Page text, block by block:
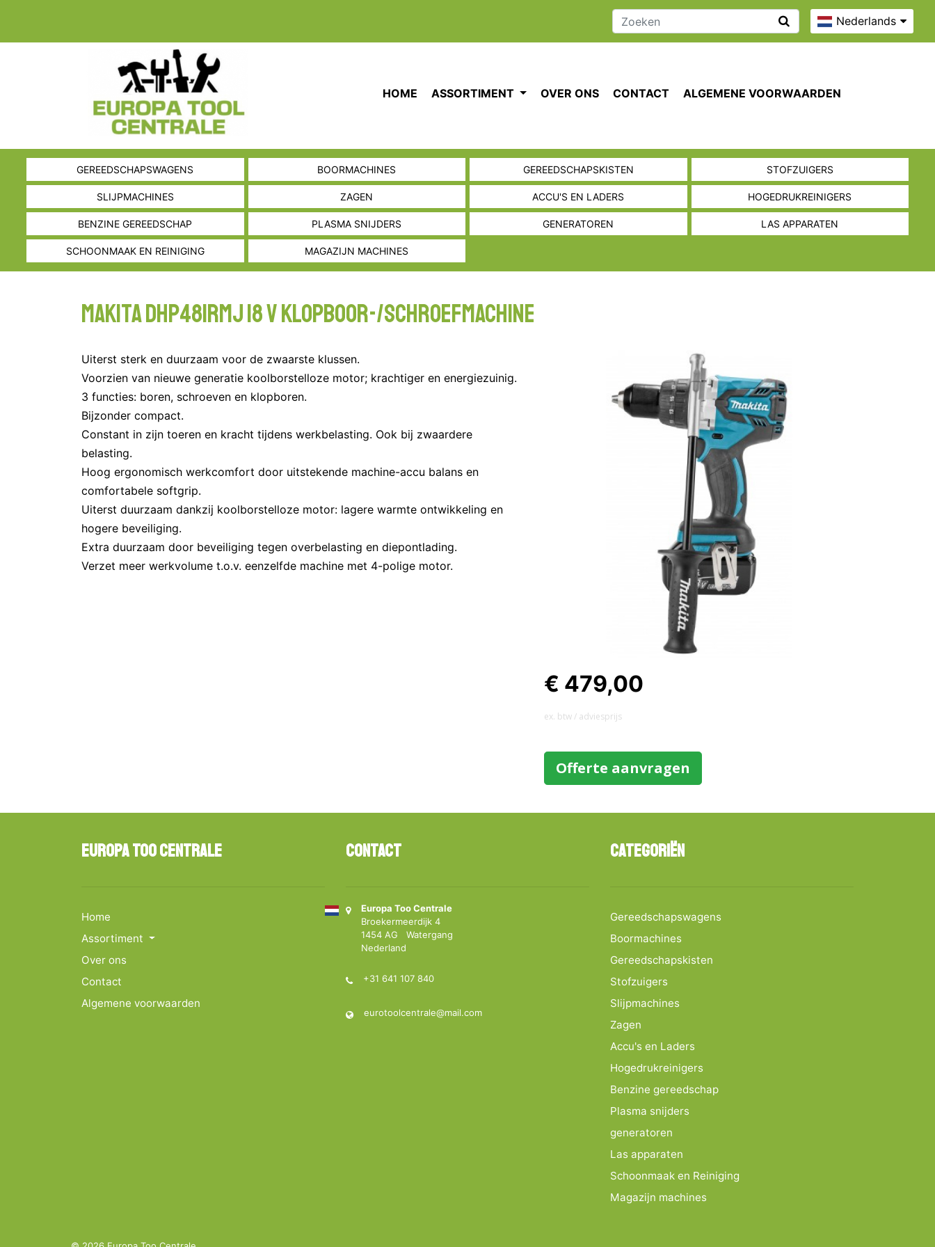
Nederlands
HOME ASSORTIMENT OVER ONS CONTACT ALGEMENE VOORWAARDEN
GEREEDSCHAPSWAGENS BOORMACHINES GEREEDSCHAPSKISTEN STOFZUIGERS
SLIJPMACHINES ZAGEN ACCU'S EN LADERS HOGEDRUKREINIGERS
BENZINE GEREEDSCHAP PLASMA SNIJDERS GENERATOREN LAS APPARATEN
SCHOONMAAK EN REINIGING MAGAZIJN MACHINES
Makita DHP481RMJ 18 V Klopboor-/schroefmachine
€ 479,00
ex. btw / adviesprijs
Offerte aanvragen
Uiterst sterk en duurzaam voor de zwaarste klussen.
Voorzien van nieuwe generatie koolborstelloze motor; krachtiger en energiezuinig.
3 functies: boren, schroeven en klopboren.
Bijzonder compact.
Constant in zijn toeren en kracht tijdens werkbelasting. Ook bij zwaardere
belasting.
Hoog ergonomisch werkcomfort door uitstekende machine-accu balans en
comfortabele softgrip.
Uiterst duurzaam dankzij koolborstelloze motor: lagere warmte ontwikkeling en
hogere beveiliging.
Extra duurzaam door beveiliging tegen overbelasting en diepontlading.
Verzet meer werkvolume t.o.v. eenzelfde machine met 4-polige motor.
Europa Too Centrale
Home
Assortiment
Over ons
Contact
Algemene voorwaarden
Contact
Europa Too Centrale
Broekermeerdijk 4
1454 AG Watergang
Nederland
+31 641 107 840
eurotoolcentrale@mail.com
Categoriën
Gereedschapswagens
Boormachines
Gereedschapskisten
Stofzuigers
Slijpmachines
Zagen
Accu's en Laders
Hogedrukreinigers
Benzine gereedschap
Plasma snijders
generatoren
Las apparaten
Schoonmaak en Reiniging
Magazijn machines